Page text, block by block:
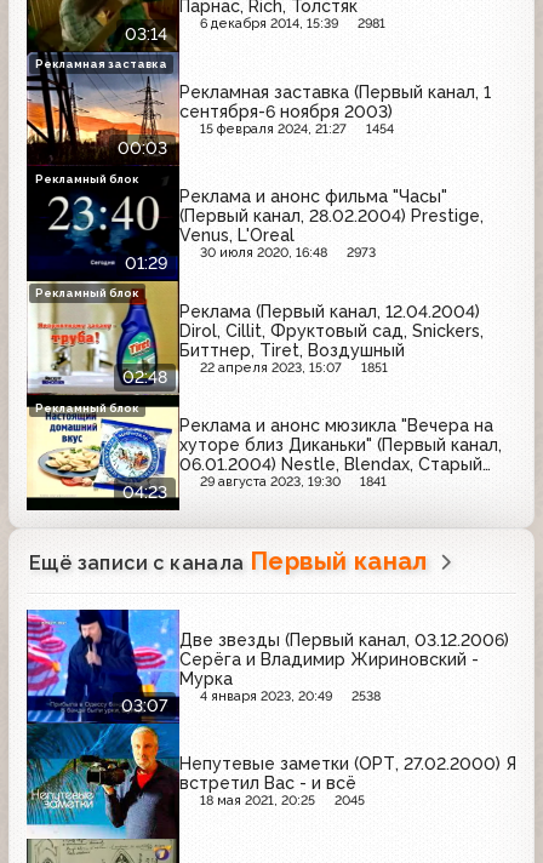
03:14
Парнас, Rich, Толстяк
6 декабря 2014, 15:39 2981
00:03
Рекламная заставка (Первый канал, 1
сентября-6 ноября 2003)
15 февраля 2024, 21:27 1454
Рекламная заставка
01:29
Реклама и анонс фильма "Часы"
(Первый канал, 28.02.2004) Prestige,
Venus, L'Oreal
30 июля 2020, 16:48 2973
Рекламный блок
02:48
Реклама (Первый канал, 12.04.2004)
Dirol, Cillit, Фруктовый сад, Snickers,
Биттнер, Tiret, Воздушный
22 апреля 2023, 15:07 1851
Рекламный блок
04:23
Реклама и анонс мюзикла "Вечера на
хуторе близ Диканьки" (Первый канал,
06.01.2004) Nestle, Blendax, Старый
мельник, L'Oreal, Мириталь, Shamtu,
29 августа 2023, 19:30 1841
Рекламный блок
Ещё записи с канала Первый канал
03:07
Две звезды (Первый канал, 03.12.2006)
Серёга и Владимир Жириновский -
Мурка
4 января 2023, 20:49 2538
Непутевые заметки (ОРТ, 27.02.2000) Я
встретил Вас - и всё
18 мая 2021, 20:25 2045